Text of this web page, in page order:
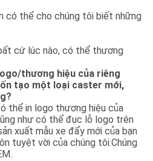
có thể cho chúng tôi biết những
cứ lúc nào, có thể thương
thương hiệu của riêng
tạo một loại caster mới,
thể in logo thương hiệu của
như có thể đục lỗ logo trên
xuất mẫu xe đẩy mới của bạn
tuyệt vời của chúng tôi.Chúng